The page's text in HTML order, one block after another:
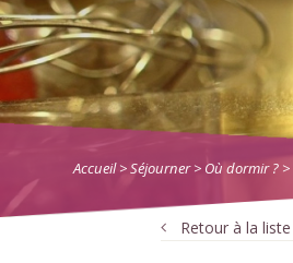
Accueil> Séjourner> Où dormir ? >
Retour à la liste